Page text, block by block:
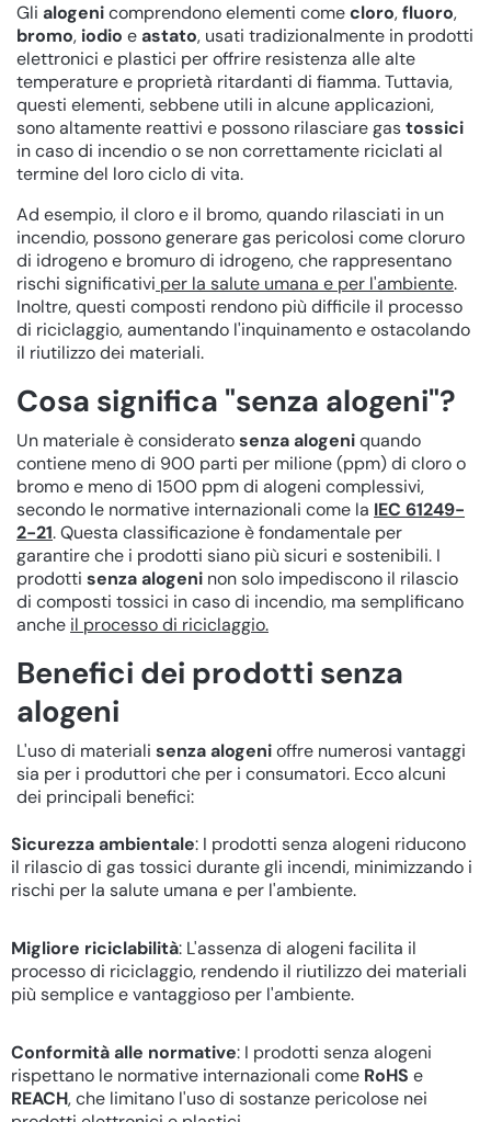
Gli alogenicomprendono elementi comecloro,fluoro,
bromo, iodio eastato, usati tradizionalmente in prodotti
elettronici e plastici per offrire resistenza alle alte
temperature e proprietà ritardanti di fiamma. Tuttavia,
questi elementi, sebbene utili in alcune applicazioni,
sono altamente reattivi e possono rilasciare gastossici
in caso di incendio o se non correttamente riciclati al
termine del loro ciclo di vita.
Ad esempio, il cloro e il bromo, quando rilasciati in un
incendio, possono generare gas pericolosi come cloruro
di idrogeno e bromuro di idrogeno, che rappresentano
rischi significativi per la salute umana e per l'ambiente.
Inoltre, questi composti rendono più difficile il processo
di riciclaggio, aumentando l'inquinamento e ostacolando
il riutilizzo dei materiali.
Cosa significa "senza alogeni"?
Un materiale è consideratosenza alogeniquando
contiene meno di 900 parti per milione (ppm) di cloro o
bromo e meno di 1500 ppm di alogeni complessivi,
secondo le normative internazionali come la IEC 61249-
2-21. Questa classificazione è fondamentale per
garantire che i prodotti siano più sicuri e sostenibili. I
prodotti senza alogeni non solo impediscono il rilascio
di composti tossici in caso di incendio, ma semplificano
anche il processo di riciclaggio.
Benefici dei prodotti senza
alogeni
L'uso di materiali senza alogenioffre numerosi vantaggi
sia per i produttori che per i consumatori. Ecco alcuni
dei principali benefici:
Sicurezza ambientale: I prodotti senza alogeni riducono
il rilascio di gas tossici durante gli incendi, minimizzando i
rischi per la salute umana e per l'ambiente.
Migliore riciclabilità: L'assenza di alogeni facilita il
processo di riciclaggio, rendendo il riutilizzo dei materiali
più semplice e vantaggioso per l'ambiente.
Conformità alle normative: I prodotti senza alogeni
rispettano le normative internazionali come RoHS e
REACH, che limitano l'uso di sostanze pericolose nei